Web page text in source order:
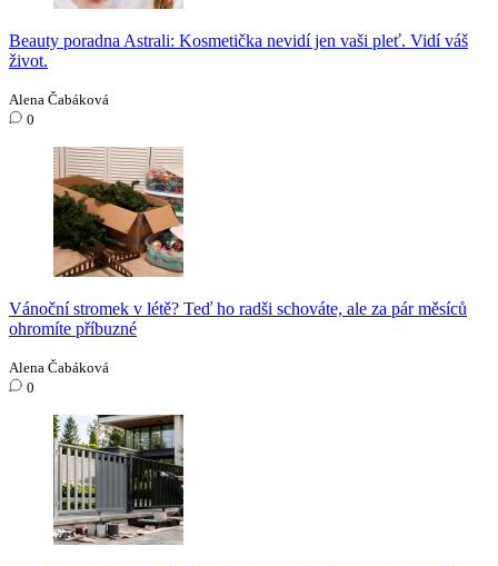
Beauty poradna Astrali: Kosmetička nevidí jen vaši pleť. Vidí váš
život.
Alena Čabáková
0
Vánoční stromek v létě? Teď ho radši schováte, ale za pár měsíců
ohromíte příbuzné
Alena Čabáková
0